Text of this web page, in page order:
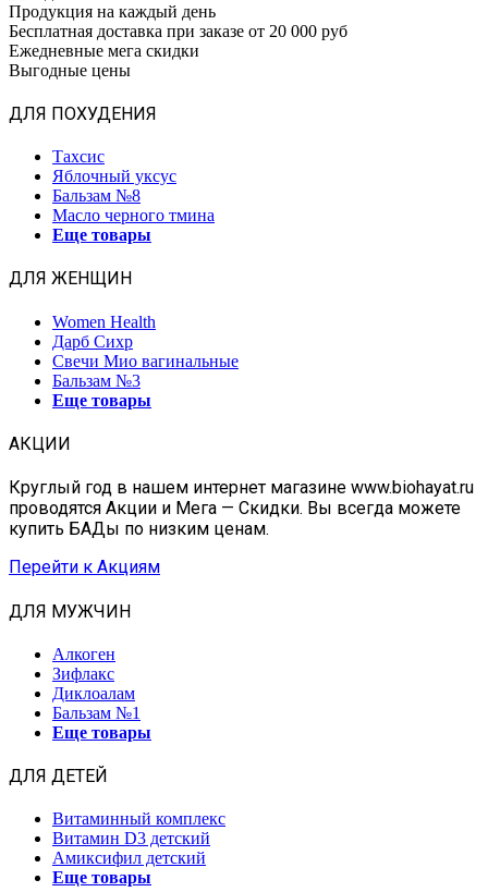
Продукция на каждый день
Бесплатная доставка при заказе от 20 000 руб
Ежедневные мега скидки
Выгодные цены
ДЛЯ ПОХУДЕНИЯ
Тахсис
Яблочный уксус
Бальзам №8
Масло черного тмина
Еще товары
ДЛЯ ЖЕНЩИН
Women Health
Дарб Сихр
Свечи Мио вагинальные
Бальзам №3
Еще товары
АКЦИИ
Круглый год в нашем интернет магазине www.biohayat.ru
проводятся Акции и Мега — Скидки. Вы всегда можете
купить БАДы по низким ценам.
Перейти к Акциям
ДЛЯ МУЖЧИН
Алкоген
Зифлакс
Диклоалам
Бальзам №1
Еще товары
ДЛЯ ДЕТЕЙ
Витаминный комплекс
Витамин D3 детский
Амиксифил детский
Еще товары